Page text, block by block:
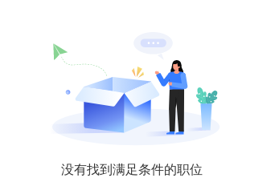
没有找到满足条件的职位